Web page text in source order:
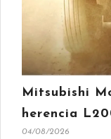
Mitsubishi
herencia
04/08/2026